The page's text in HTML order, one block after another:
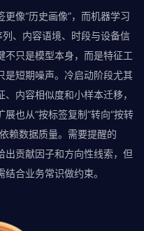
像“历史画像”，而机器学习
、内容语境、时段与设备信
不只是模型本身，而是特征工
是短期噪声。冷启动阶段尤其
内容相似度和小样本迁移，
也从“按标签复制”转向“按转
赖数据质量。需要提醒的
出贡献因子和方向性线索，但
合业务常识做约束。